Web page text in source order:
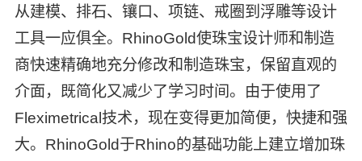
从建模、排石、镶口、项链、戒圈到浮雕等设计
工具一应俱全。RhinoGold使珠宝设计师和制造
商快速精确地充分修改和制造珠宝，保留直观的
介面，既简化又减少了学习时间。由于使用了
Fleximetrical技术，现在变得更加简便，快捷和强
大。RhinoGold于Rhino的基础功能上建立增加珠